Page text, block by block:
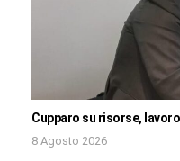
Cupparo su risorse,
8 Agosto 2026